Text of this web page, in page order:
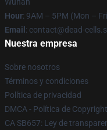
Hour: 9AM – 5PM (Mon –
Email : contact@dead-
Nuestra empresa
Sobre nosotros
Términos y condiciones
Política de privacidad
DMCA - Política de Copyright
CA SB657: Ley de